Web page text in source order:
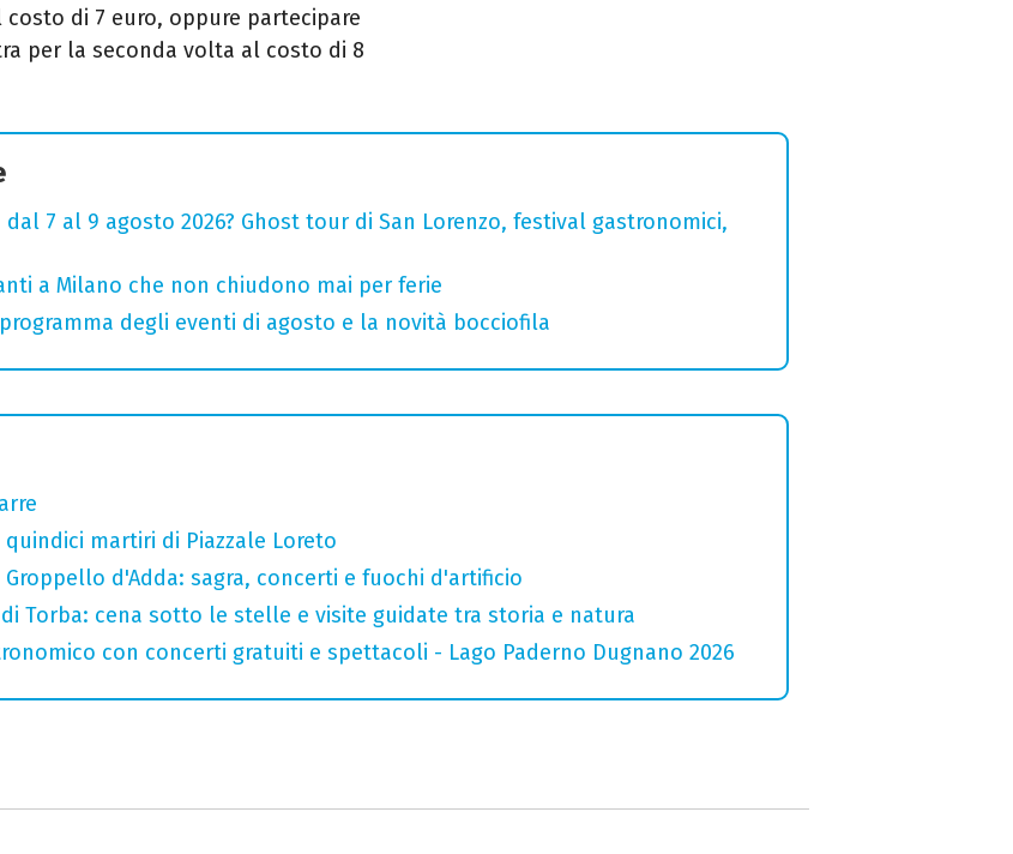
costo di 7 euro, oppure partecipare
per la seconda volta al costo di 8
7 al 9 agosto 2026? Ghost tour di San Lorenzo, festival gastronomici,
a Milano che non chiudono mai per ferie
degli eventi di agosto e la novità bocciofila
martiri di Piazzale Loreto
Groppello d'Adda: sagra, concerti e fuochi d'artificio
Torba: cena sotto le stelle e visite guidate tra storia e natura
con concerti gratuiti e spettacoli - Lago Paderno Dugnano 2026